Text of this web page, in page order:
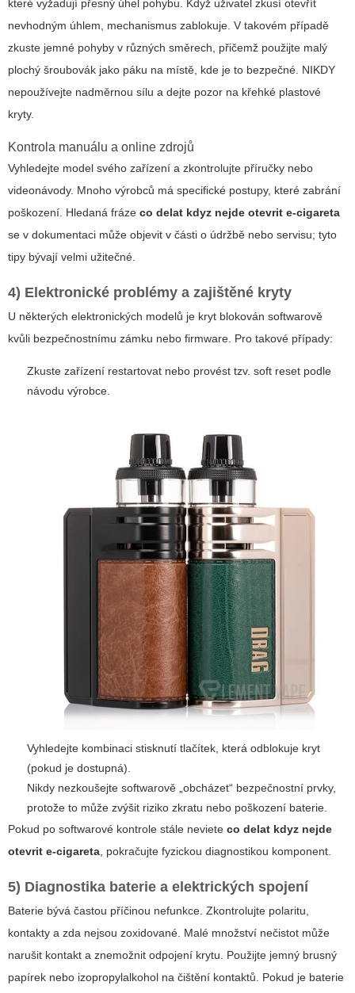
které vyžadují přesný úhel pohybu. Když uživatel zkusí otevřít
nevhodným úhlem, mechanismus zablokuje. V takovém případě
zkuste jemné pohyby v různých směrech, přičemž použijte malý
plochý šroubovák jako páku na místě, kde je to bezpečné. NIKDY
nepoužívejte nadměrnou sílu a dejte pozor na křehké plastové
kryty.
Kontrola manuálu a online zdrojů
Vyhledejte model svého zařízení a zkontrolujte příručky nebo
videonávody. Mnoho výrobců má specifické postupy, které zabrání
poškození. Hledaná fráze co delat kdyz nejde otevrit e-cigareta
se v dokumentaci může objevit v části o údržbě nebo servisu; tyto
tipy bývají velmi užitečné.
4) Elektronické problémy a zajištěné kryty
U některých elektronických modelů je kryt blokován softwarově
kvůli bezpečnostnímu zámku nebo firmware. Pro takové případy:
Zkuste zařízení restartovat nebo provést tzv. soft reset podle
návodu výrobce.
Vyhledejte kombinaci stisknutí tlačítek, která odblokuje kryt
(pokud je dostupná).
Nikdy nezkoušejte softwarově „obcházet“ bezpečnostní prvky,
protože to může zvýšit riziko zkratu nebo poškození baterie.
Pokud po softwarové kontrole stále neviete co delat kdyz nejde
otevrit e-cigareta, pokračujte fyzickou diagnostikou komponent.
5) Diagnostika baterie a elektrických spojení
Baterie bývá častou příčinou nefunkce. Zkontrolujte polaritu,
kontakty a zda nejsou zoxidované. Malé množství nečistot může
narušit kontakt a znemožnit odpojení krytu. Použijte jemný brusný
papírek nebo izopropylalkohol na čištění kontaktů. Pokud je baterie